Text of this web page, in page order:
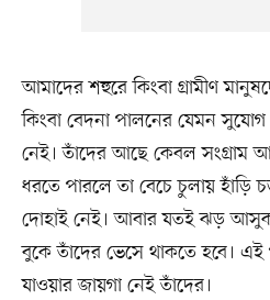
আমাদের শহুরে কিংবা গ্রামীণ
কিংবা বেদনা পালনের যেমন
নেই। তাঁদের আছে কেবল সংগ্রাম
ধরতে পারলে তা বেচে চুলায় হাঁড়ি
দোহাই নেই। আবার যতই ঝড়
বুকে তাঁদের ভেসে থাকতে হবে।
যাওয়ার জায়গা নেই তাঁদের।